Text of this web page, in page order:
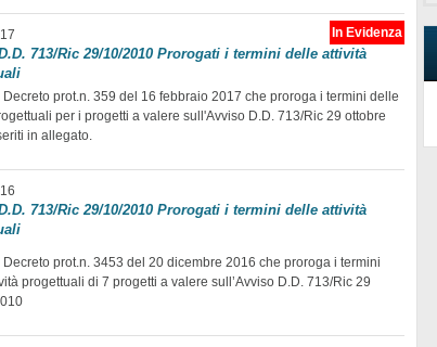
In Evidenza
713/Ric 29/10/2010 Prorogati i termini delle attività
Decreto prot.n. 359 del 16 febbraio 2017 che proroga i termini delle
per i progetti a valere sull'Avviso D.D. 713/Ric 29 ottobre
in allegato.
713/Ric 29/10/2010 Prorogati i termini delle attività
prot.n. 3453 del 20 dicembre 2016 che proroga i termini
progettuali di 7 progetti a valere sull’Avviso D.D. 713/Ric 29